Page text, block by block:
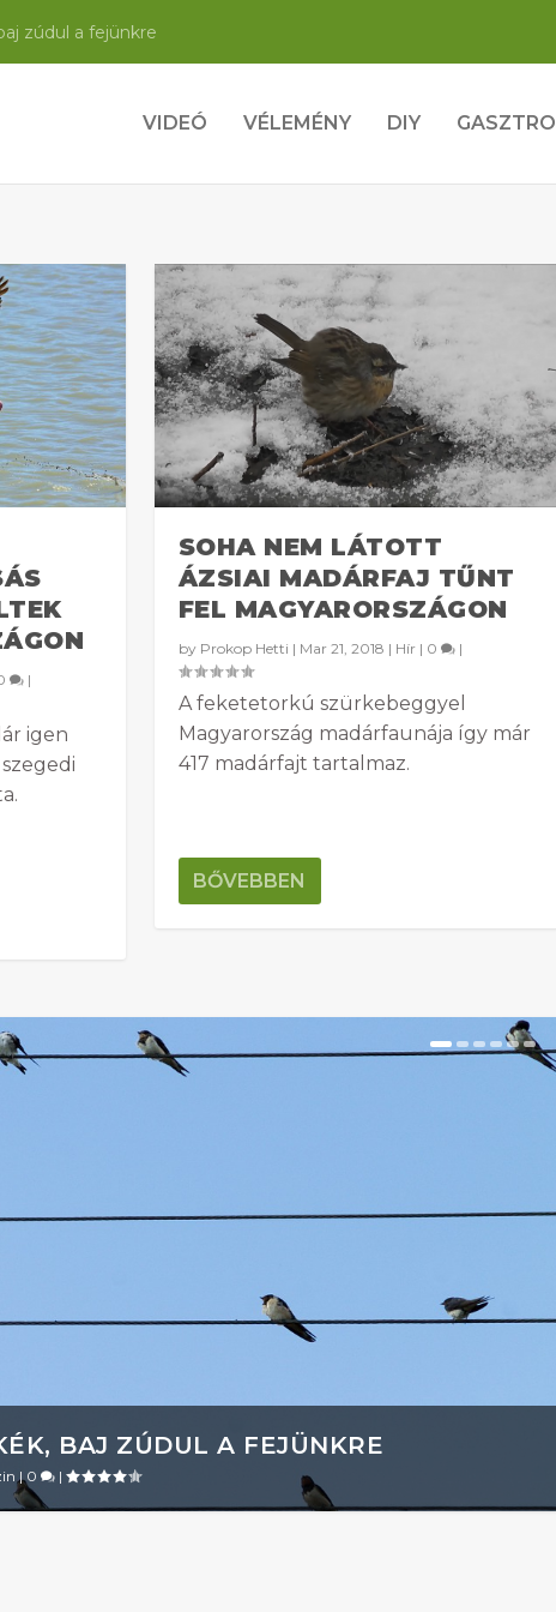
zúdul a fejünkre
VIDEÓ VÉLEMÉNY DIY GASZTRO
|
igen
SOHA NEM LÁTOTT
ÁZSIAI MADÁRFAJ TŰNT
FEL MAGYARORSZÁGON
by Prokop Hetti | Mar 21, 2018 | Hír| 0 |
A feketetorkú szürkebeggyel
Magyarország madárfaunája így már
417 madárfajt tartalmaz.
BŐVEBBEN
BAJ ZÚDUL A FEJÜNKRE
| 0 |